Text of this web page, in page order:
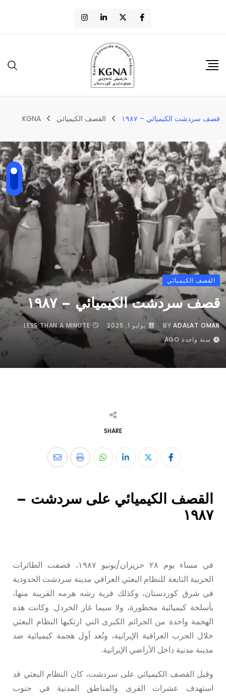
قصف سردشت الكيميائي – ١٩٨٧ القصف الكيميائي KGNA
القصف الكيميائي
قصف سردشت الكيميائي – ١٩٨٧
BYADALAT OMAR يوليو 1, 2025
LESS THAN A MINUTE
سنة واحدة AGO
SHARE
القصف الكيميائي على سردشت –
١٩٨٧
في مساء يوم ٢٨ حزيران/يونيو ١٩٨٧، قصفت الطائرات
الحربية التابعة للنظام البعثي العراقي مدينة سردشت الحدودية
في شرق كوردستان، وكذلك قرية رشه هرمه القريبة منها،
بأسلحة كيميائية محظورة، ولا سيما غاز الخردل. وكانت هذه
الهجمة واحدة من الجرائم الكبرى التي ارتكبها النظام البعثي
خلال الحرب العراقية الإيرانية، وتُعد أول هجمة كيميائية ضد
مدينة مدنية داخل الأراضي الإيرانية.
وقبل القصف الكيميائي على سردشت، كان النظام البعثي قد
استهدف عشرات القرى والمناطق المدنية في جنوب